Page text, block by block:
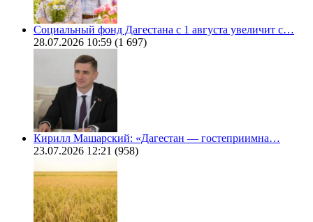
Социальный фонд Дагестана с 1 августа увеличит с…
28.07.2026 10:59 (1 697)
Кирилл Машарский: «Дагестан — гостеприимна…
23.07.2026 12:21 (958)